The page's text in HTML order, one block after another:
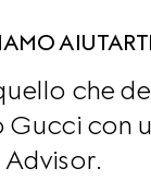
che
Gucci con
Advisor.